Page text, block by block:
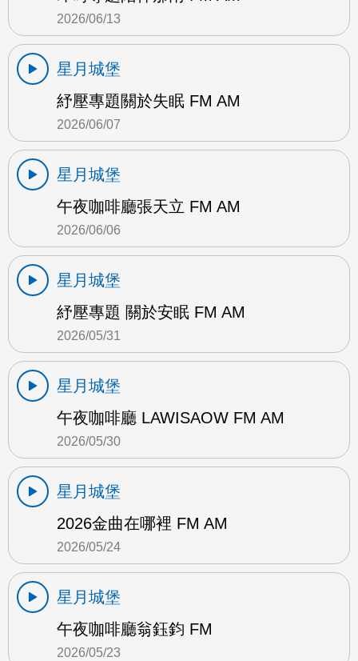
2026/06/13
星月城堡
紓壓專題關於失眠 FM AM
2026/06/07
星月城堡
午夜咖啡廳張天立 FM AM
2026/06/06
星月城堡
紓壓專題 關於安眠 FM AM
2026/05/31
星月城堡
午夜咖啡廳 LAWISAOW FM AM
2026/05/30
星月城堡
2026金曲在哪裡 FM AM
2026/05/24
星月城堡
午夜咖啡廳翁鈺鈞 FM
2026/05/23